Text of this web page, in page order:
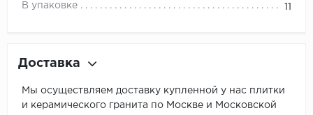
В упаковке 11
Доставка
Мы осуществляем доставку купленной у нас плитки
и керамического гранита по Москве и Московской